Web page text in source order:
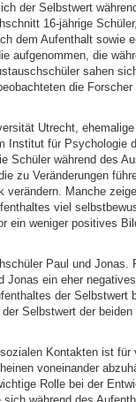
der Selbstwert
16-jährige
dem Aufenthalt sowie
aufgenommen, die
sahen
die Forscher
Utrecht, ehemalige
Institut für Psychologie
Schüler während des
zu Veränderungen
Manche
viel
ein weniger positives
Paul und Jonas.
Jonas ein eher
der Selbstwert
Selbstwert der beiden
Kontakten ist für
voneinander
Rolle bei der